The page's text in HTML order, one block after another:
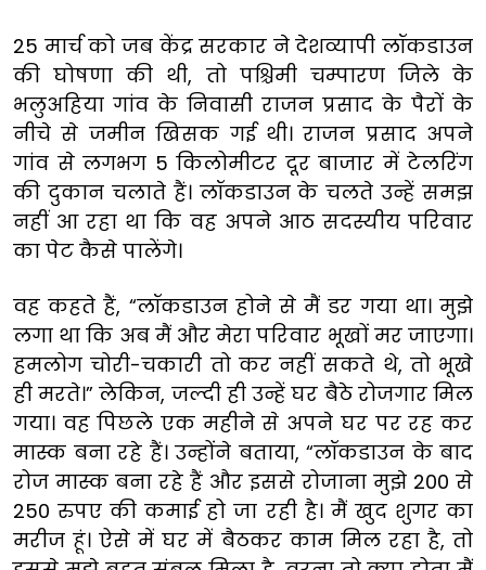
25 मार्च को जब केंद्र सरकार ने देशव्यापी लॉकडाउन
की घोषणा की थी, तो पश्चिमी चम्पारण जिले के
भलुअहिया गांव के निवासी राजन प्रसाद के पैरों के
नीचे से जमीन खिसक गई थी। राजन प्रसाद अपने
गांव से लगभग 5 किलोमीटर दूर बाजार में टेलरिंग
की दुकान चलाते हैं। लॉकडाउन के चलते उन्हें समझ
नहीं आ रहा था कि वह अपने आठ सदस्यीय परिवार
का पेट कैसे पालेंगे।
वह कहते हैं, “लॉकडाउन होने से मैं डर गया था। मुझे
लगा था कि अब मैं और मेरा परिवार भूखों मर जाएगा।
हमलोग चोरी-चकारी तो कर नहीं सकते थे, तो भूखे
ही मरते।” लेकिन, जल्दी ही उन्हें घर बैठे रोजगार मिल
गया। वह पिछले एक महीने से अपने घर पर रह कर
मास्क बना रहे हैं। उन्होंने बताया, “लॉकडाउन के बाद
रोज मास्क बना रहे हैं और इससे रोजाना मुझे 200 से
250 रुपए की कमाई हो जा रही है। मैं खुद शुगर का
मरीज हूं। ऐसे में घर में बैठकर काम मिल रहा है, तो